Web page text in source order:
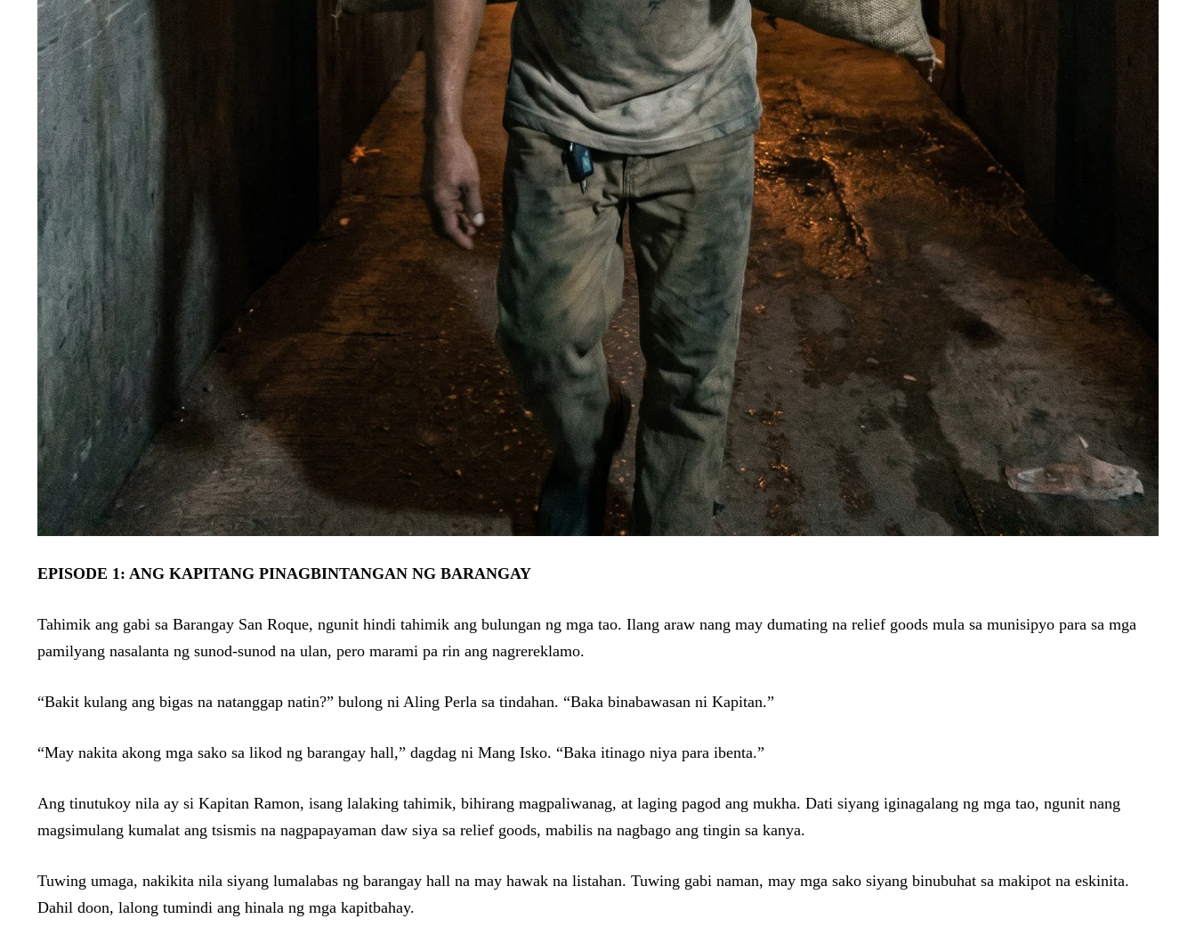
EPISODE 1: ANG KAPITANG PINAGBINTANGAN NG BARANGAY
Tahimik ang gabi sa Barangay San Roque, ngunit hindi tahimik ang bulungan ng mga tao. Ilang araw nang may dumating na relief goods mula sa munisipyo para sa mga
pamilyang nasalanta ng sunod-sunod na ulan, pero marami pa rin ang nagrereklamo.
“Bakit kulang ang bigas na natanggap natin?” bulong ni Aling Perla sa tindahan. “Baka binabawasan ni Kapitan.”
“May nakita akong mga sako sa likod ng barangay hall,” dagdag ni Mang Isko. “Baka itinago niya para ibenta.”
Ang tinutukoy nila ay si Kapitan Ramon, isang lalaking tahimik, bihirang magpaliwanag, at laging pagod ang mukha. Dati siyang iginagalang ng mga tao, ngunit nang
magsimulang kumalat ang tsismis na nagpapayaman daw siya sa relief goods, mabilis na nagbago ang tingin sa kanya.
Tuwing umaga, nakikita nila siyang lumalabas ng barangay hall na may hawak na listahan. Tuwing gabi naman, may mga sako siyang binubuhat sa makipot na eskinita.
Dahil doon, lalong tumindi ang hinala ng mga kapitbahay.